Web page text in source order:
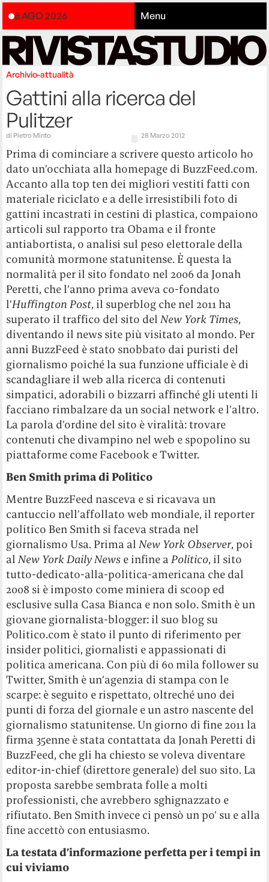
8 AGO 2026 Menu
Archivio-attualità
Gattini alla ricerca del
Pulitzer
di Pietro Minto 28 Marzo 2012
Prima di cominciare a scrivere questo articolo ho
dato un’occhiata alla homepage di BuzzFeed.com.
Accanto alla top ten dei migliori vestiti fatti con
materiale riciclato e a delle irresistibili foto di
gattini incastrati in cestini di plastica, compaiono
articoli sul rapporto tra Obama e il fronte
antiabortista, o analisi sul peso elettorale della
comunità mormone statunitense. È questa la
normalità per il sito fondato nel 2006 da Jonah
Peretti, che l’anno prima aveva co-fondato
l’Huffington Post, il superblog che nel 2011 ha
superato il traffico del sito delNew York Times,
diventando il news site più visitato al mondo. Per
anni BuzzFeed è stato snobbato dai puristi del
giornalismo poiché la sua funzione ufficiale è di
scandagliare il web alla ricerca di contenuti
simpatici, adorabili o bizzarri affinché gli utenti li
facciano rimbalzare da un social network e l’altro.
La parola d’ordine del sito è viralità: trovare
contenuti che divampino nel web e spopolino su
piattaforme come Facebook e Twitter.
Ben Smith prima di Politico
Mentre BuzzFeed nasceva e si ricavava un
cantuccio nell’affollato web mondiale, il reporter
politico Ben Smith si faceva strada nel
giornalismo Usa. Prima alNew York Observer, poi
alNew York Daily News e infine aPolitico, il sito
tutto-dedicato-alla-politica-americana che dal
2008 si è imposto come miniera di scoop ed
esclusive sulla Casa Bianca e non solo. Smith è un
giovane giornalista-blogger: il suo blog su
Politico.com è stato il punto di riferimento per
insider politici, giornalisti e appassionati di
politica americana. Con più di 60 mila follower su
Twitter, Smith è un’agenzia di stampa con le
scarpe: è seguito e rispettato, oltreché uno dei
punti di forza del giornale e un astro nascente del
giornalismo statunitense. Un giorno di fine 2011 la
firma 35enne è stata contattata da Jonah Peretti di
BuzzFeed, che gli ha chiesto se voleva diventare
editor-in-chief (direttore generale) del suo sito. La
proposta sarebbe sembrata folle a molti
professionisti, che avrebbero sghignazzato e
rifiutato. Ben Smith invece ci pensò un po’ su e alla
fine accettò con entusiasmo.
La testata d’informazione perfetta per i tempi in
cui viviamo